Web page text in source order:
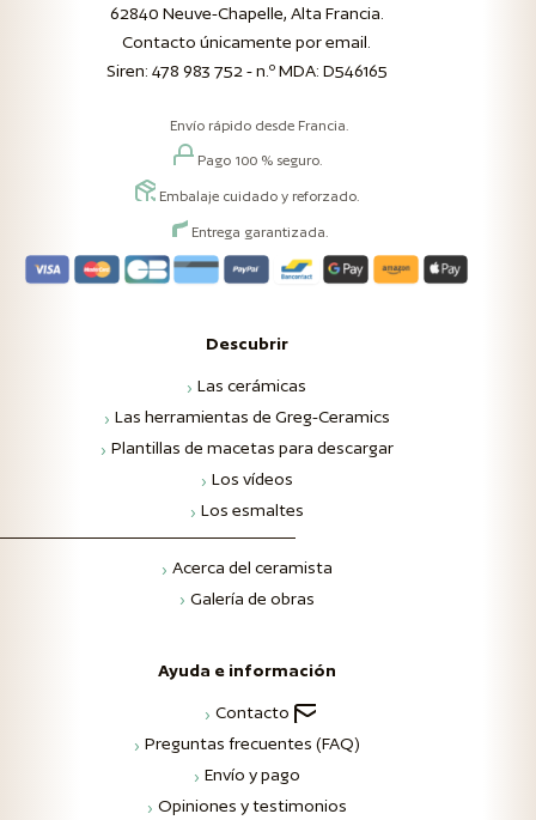
62840 Neuve-Chapelle, Alta Francia.
Contacto únicamente por email.
Siren: 478 983 752 - n.º MDA: D546165
Envío rápido desde Francia.
Pago 100 % seguro.
Embalaje cuidado y reforzado.
Entrega garantizada.
Descubrir
Las cerámicas
Las herramientas de Greg-Ceramics
Plantillas de macetas para descargar
Los vídeos
Los esmaltes
Acerca del ceramista
Galería de obras
Ayuda e información
Contacto
Preguntas frecuentes (FAQ)
Envío y pago
Opiniones y testimonios